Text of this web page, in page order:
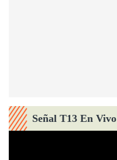
Señal T13 En Vivo